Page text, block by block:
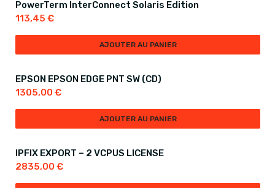
PowerTerm InterConnect Solaris Edition
113,45 €
AJOUTER AU PANIER
EPSON EPSON EDGE PNT SW (CD)
1305,00 €
AJOUTER AU PANIER
IPFIX EXPORT – 2 VCPUS LICENSE
2835,00 €